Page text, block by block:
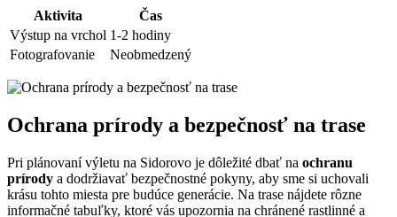
Aktivita
Čas
Výstup na vrchol 1-2 hodiny
Fotografovanie
Neobmedzený
Ochrana prírody a bezpečnosť na trase
Pri plánovaní výletu na Sidorovo je dôležité dbať na ochranu
prírody a dodržiavať bezpečnostné pokyny, aby sme si uchovali
krásu tohto miesta pre budúce generácie. Na trase nájdete rôzne
informačné tabuľky, ktoré vás upozornia na chránené rastlinné a